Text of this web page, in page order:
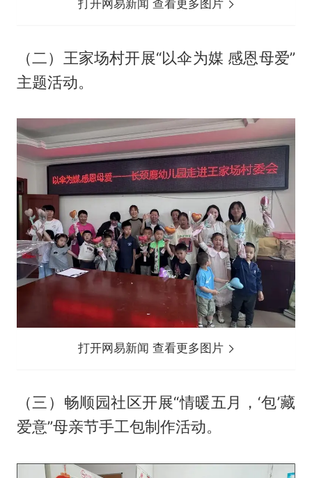
打开网易新闻 查看更多图片
（二）王家场村开展“以伞为媒 感恩母爱”
主题活动。
打开网易新闻 查看更多图片
（三）畅顺园社区开展“情暖五月，‘包’藏
爱意”母亲节手工包制作活动。